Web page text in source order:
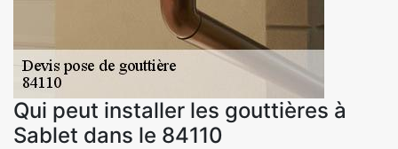
Qui peut installer les gouttières à
Sablet dans le 84110